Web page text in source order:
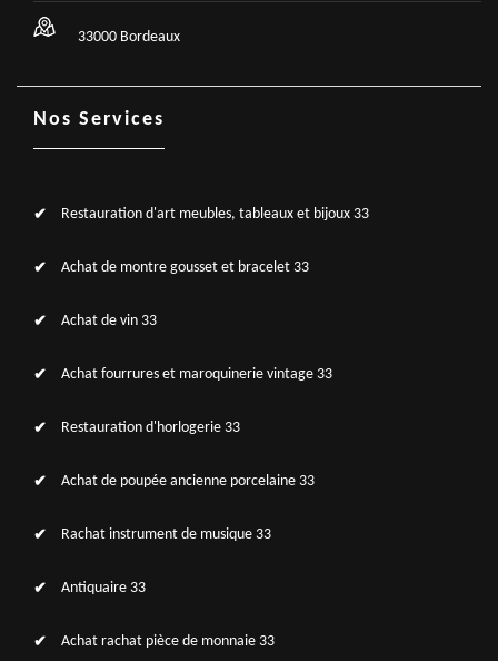
33000 Bordeaux
Nos Services
Restauration d'art meubles, tableaux et bijoux 33
Achat de montre gousset et bracelet 33
Achat de vin 33
Achat fourrures et maroquinerie vintage 33
Restauration d'horlogerie 33
Achat de poupée ancienne porcelaine 33
Rachat instrument de musique 33
Antiquaire 33
Achat rachat pièce de monnaie 33